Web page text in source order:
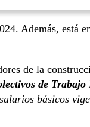
Además, está
de la
de Trabajo
básicos